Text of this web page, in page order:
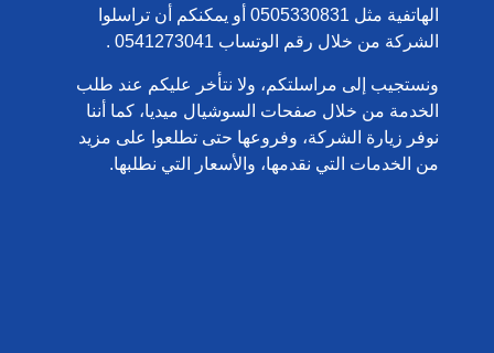
الهاتفية مثل 0505330831 أو يمكنكم أن تراسلوا
الشركة من خلال رقم الوتساب 0541273041 .
ونستجيب إلى مراسلتكم، ولا نتأخر عليكم عند طلب
الخدمة من خلال صفحات السوشيال ميديا، كما أننا
نوفر زيارة الشركة، وفروعها حتى تطلعوا على مزيد
من الخدمات التي نقدمها، والأسعار التي نطلبها.